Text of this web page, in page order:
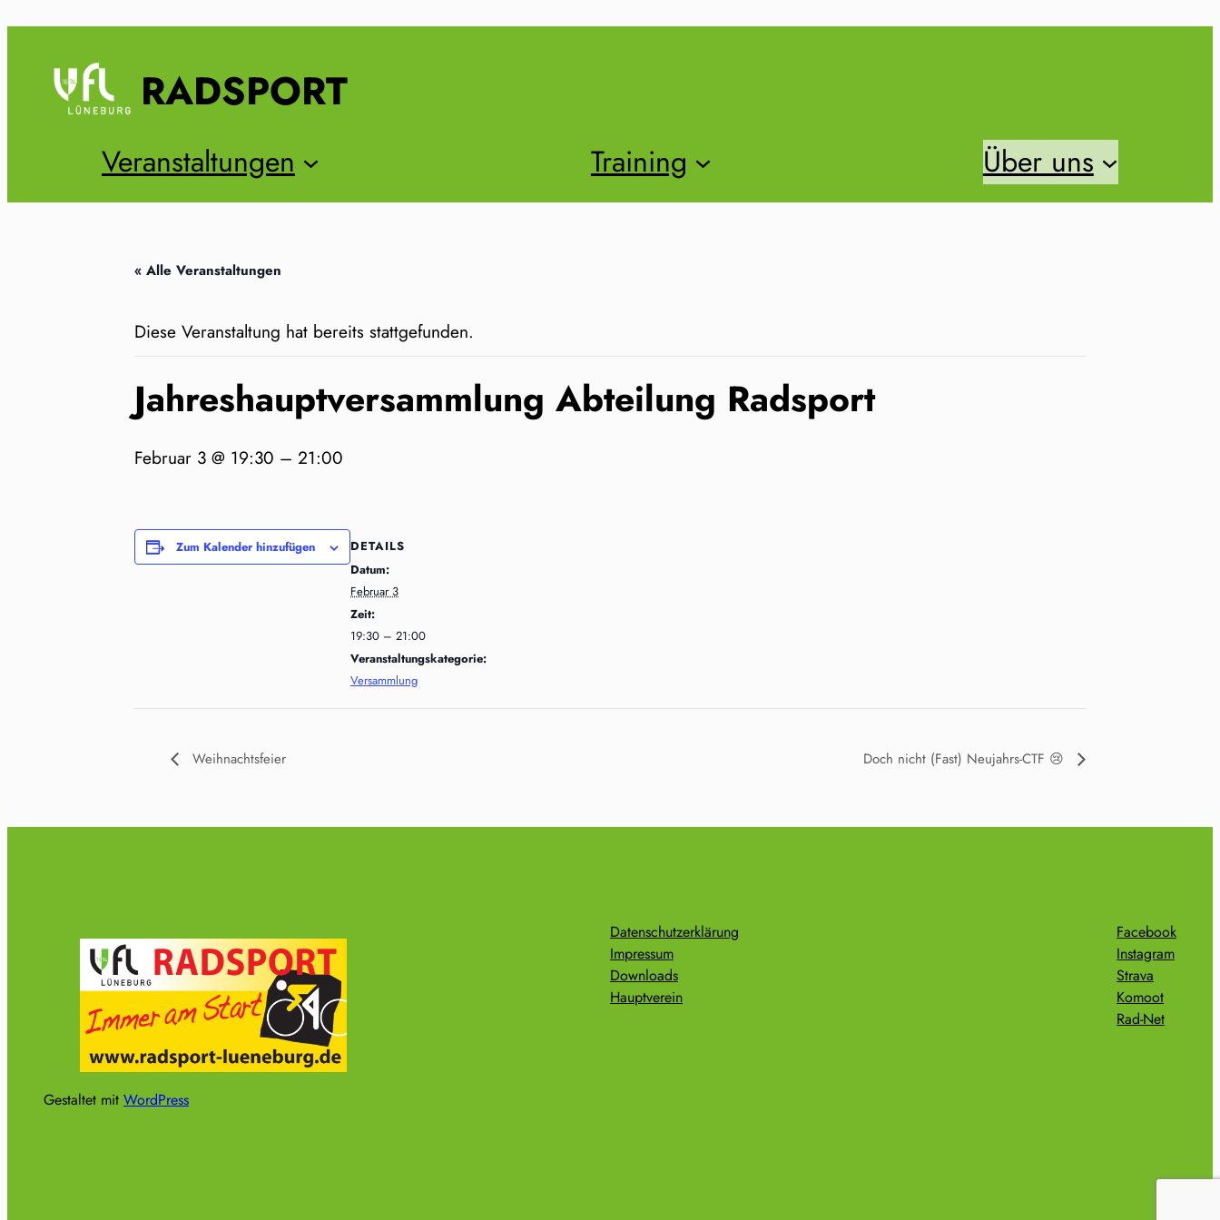
RADSPORT
Veranstaltungen Training Über uns
« Alle Veranstaltungen
Diese Veranstaltung hat bereits stattgefunden.
Jahreshauptversammlung Abteilung Radsport
Februar 3 @ 19:30 – 21:00
Zum Kalender hinzufügen
DETAILS
Datum:
Februar 3
Zeit:
19:30 – 21:00
Veranstaltungskategorie:
Versammlung
Weihnachtsfeier Doch nicht (Fast) Neujahrs-CTF 😢
Gestaltet mit WordPress
Datenschutzerklärung
Impressum
Downloads
Hauptverein
Facebook
Instagram
Strava
Komoot
Rad-Net